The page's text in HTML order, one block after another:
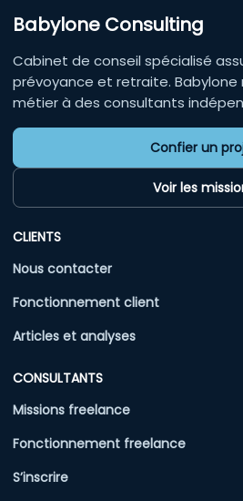
Babylone Consulting
Cabinet de conseil spécialisé
prévoyance et retraite. Babylone
métier à des consultants
Confier un
Voir les
CLIENTS
Nous contacter
Fonctionnement client
Articles et analyses
CONSULTANTS
Missions freelance
Fonctionnement freelance
S’inscrire